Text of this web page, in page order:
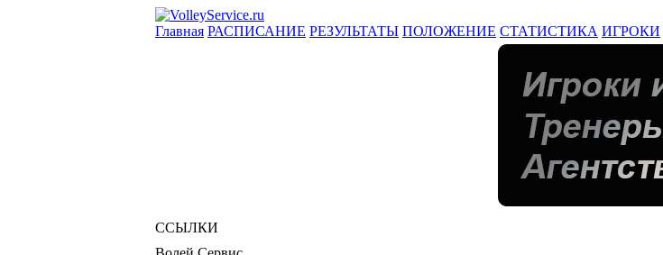
Главная РАСПИСАНИЕ РЕЗУЛЬТАТЫ ПОЛОЖЕНИЕ СТАТИСТИКА ИГРОКИ
ССЫЛКИ